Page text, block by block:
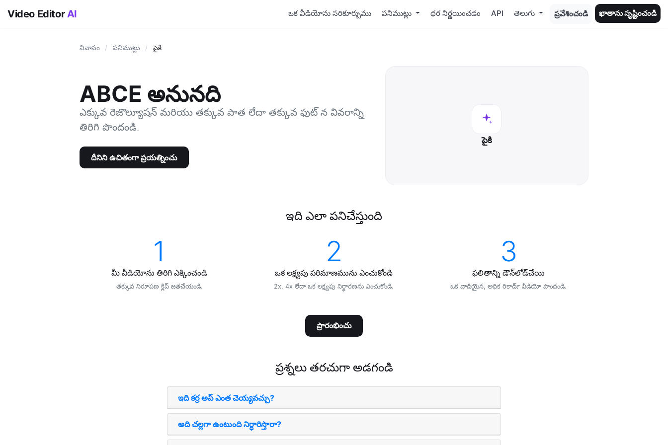
Video EditorAI ఒక వీడియోను సరికూర్చుము పనిముట్లు ధర నిర్ణయించడం API తెలుగు ప్రవేశించండి ఖాతాను సృష్టించండి
నివాసం / పనిముట్లు / పైకి
ABCE అనునది
ఎక్కువ రెజొల్యూషన్ మరియు తక్కువ పాత లేదా తక్కువ ఫుట్ న వివరాన్ని
తిరిగి పొందండి.
దీనిని ఉచితంగా ప్రయత్నించు
పైకి
ఇది ఎలా పనిచేస్తుంది
1
మీ వీడియోను తిరిగి ఎక్కించండి
తక్కువ నిరూపణ క్లిప్ జతచేయండి.
2
ఒక లక్ష్యపు పరిమాణమును ఎంచుకోండి
2x, 4x లేదా ఒక లక్ష్యపు నిర్ధారణను ఎంచుకోండి.
3
ఫలితాన్ని డౌన్‌లోడ్‌చేయి
ఒక వాడియైన, అధిక రికార్‍డ్ వీడియో పొందండి.
ప్రారంభించు
ప్రశ్నలు తరచుగా అడగండి
ఇది కర్ర అప్ ఎంత చెయ్యవచ్చు?
అది చల్లగా ఉంటుంది నిర్ధారిస్తారా?